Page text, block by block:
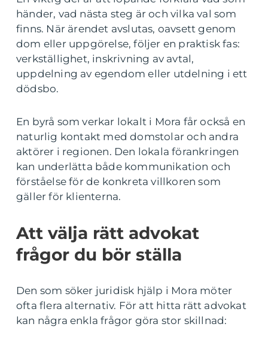
händer, vad nästa steg är och vilka val som
finns. När ärendet avslutas, oavsett genom
dom eller uppgörelse, följer en praktisk fas:
verkställighet, inskrivning av avtal,
uppdelning av egendom eller utdelning i ett
dödsbo.
En byrå som verkar lokalt i Mora får också en
naturlig kontakt med domstolar och andra
aktörer i regionen. Den lokala förankringen
kan underlätta både kommunikation och
förståelse för de konkreta villkoren som
gäller för klienterna.
Att välja rätt advokat
frågor du bör ställa
Den som söker juridisk hjälp i Mora möter
ofta flera alternativ. För att hitta rätt advokat
kan några enkla frågor göra stor skillnad: